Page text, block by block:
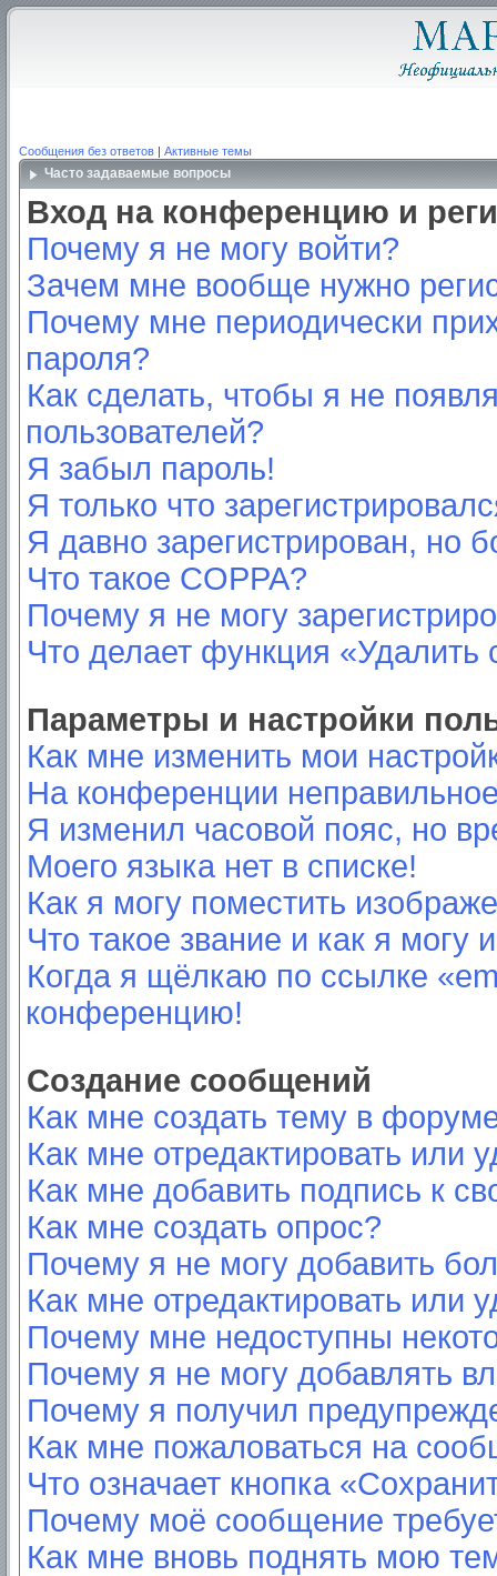
Сообщения без ответов | Активные темы
Часто задаваемые вопросы
Вход на конференцию и
Почему я не могу войти?
Зачем мне вообще нужно
Почему мне периодически
пароля?
Как сделать, чтобы я не
пользователей?
Я забыл пароль!
Я только что
Я давно зарегистрирован, но
Что такое COPPA?
Почему я не могу
Что делает функция
Параметры и настройки
Как мне изменить мои
На конференции
Я изменил часовой пояс, но
Моего языка нет в списке!
Как я могу поместить
Что такое звание и как я могу
Когда я щёлкаю по ссылке
конференцию!
Создание сообщений
Как мне создать тему в
Как мне отредактировать или
Как мне добавить подпись к
Как мне создать опрос?
Почему я не могу добавить
Как мне отредактировать или
Почему мне недоступны
Почему я не могу добавлять
Почему я получил
Как мне пожаловаться на
Что означает кнопка
Почему моё сообщение
Как мне вновь поднять мою